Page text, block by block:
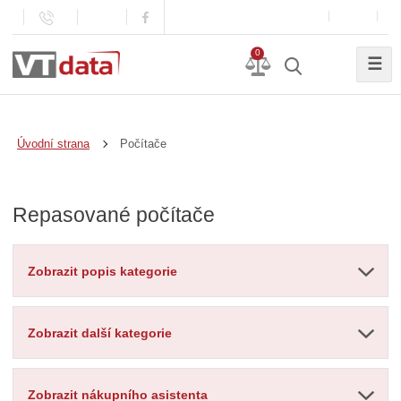
0
☰
Úvodní strana Počítače
Repasované počítače
Zobrazit popis kategorie
Zobrazit další kategorie
Zobrazit nákupního asistenta